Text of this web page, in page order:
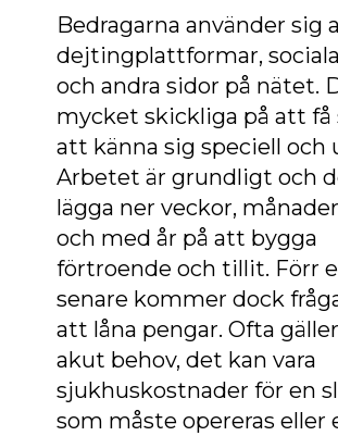
Bedragarna använder sig
dejtingplattformar,
och andra sidor på nätet.
mycket skickliga på att
att känna sig speciell och
Arbetet är grundligt och
lägga ner veckor,
och med år på att bygga
förtroende och tillit. Förr
senare kommer dock
att låna pengar. Ofta
akut behov, det kan vara
sjukhuskostnader för en
som måste opereras eller